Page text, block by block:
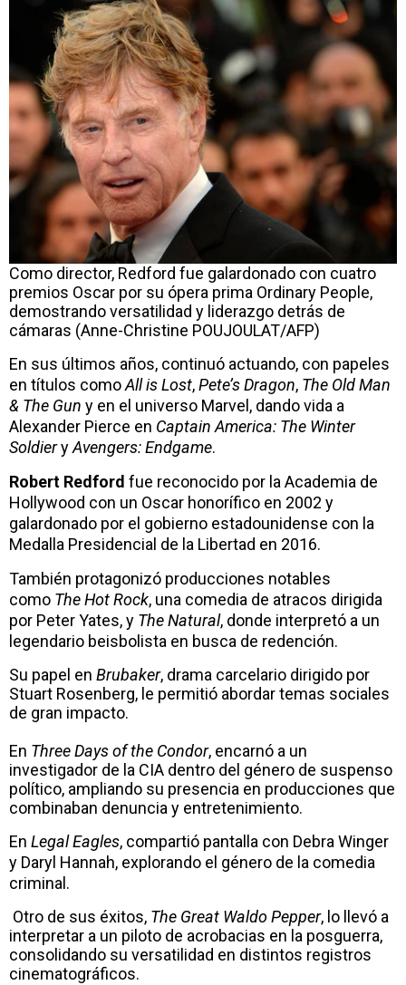
Como director, Redford fue galardonado con cuatro
premios Oscar por su ópera prima Ordinary People,
demostrando versatilidad y liderazgo detrás de
cámaras (Anne-Christine POUJOULAT/AFP)
En sus últimos años, continuó actuando, con papeles
en títulos comoAll is Lost,Pete’s Dragon, The Old Man
& The Gun y en el universo Marvel, dando vida a
Alexander Pierce en Captain America: The Winter
SoldieryAvengers: Endgame.
Robert Redford fue reconocido por laAcademia de
Hollywood con un Oscar honorífico en 2002 y
galardonado por el gobierno estadounidense con la
Medalla Presidencial de la Libertad en 2016.
También protagonizó producciones notables
como The Hot Rock, una comedia de atracos dirigida
por Peter Yates, y The Natural, donde interpretó a un
legendario beisbolista en busca de redención.
Su papel en Brubaker, drama carcelario dirigido por
Stuart Rosenberg, le permitió abordar temas sociales
de gran impacto.
En Three Days of the Condor, encarnó a un
investigador de la CIA dentro del género de suspenso
político, ampliando su presencia en producciones que
combinaban denuncia y entretenimiento.
En Legal Eagles, compartió pantalla con Debra Winger
y Daryl Hannah, explorando el género de la comedia
criminal.
Otro de sus éxitos, The Great Waldo Pepper, lo llevó a
interpretar a un piloto de acrobacias en la posguerra,
consolidando su versatilidad en distintos registros
cinematográficos.